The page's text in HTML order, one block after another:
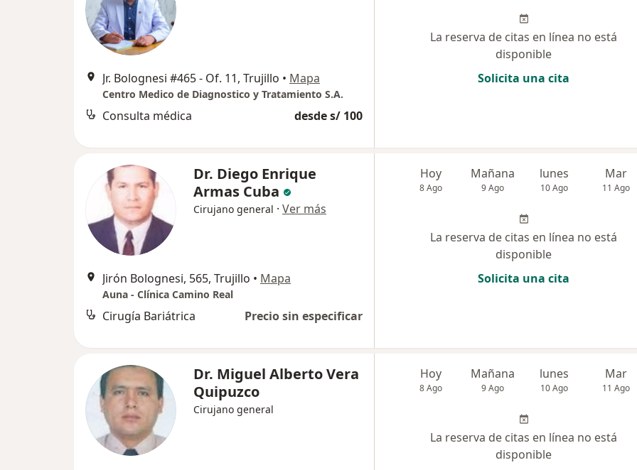
Jr. Bolognesi #465 - Of. 11, Trujillo • Mapa
Centro Medico de Diagnostico y Tratamiento S.A.
Consulta médica desde s/ 100
La reserva de citas en línea no está
disponible
Solicita una cita
Dr. Diego Enrique
Armas Cuba
Cirujano general · Ver más
Jirón Bolognesi, 565, Trujillo • Mapa
Auna - Clínica Camino Real
Cirugía Bariátrica Precio sin especificar
Hoy
8 Ago
Mañana
9 Ago
lunes
10 Ago
Mar
11 Ago
La reserva de citas en línea no está
disponible
Solicita una cita
Dr. Miguel Alberto Vera
Quipuzco
Cirujano general
Hoy
8 Ago
Mañana
9 Ago
lunes
10 Ago
Mar
11 Ago
La reserva de citas en línea no está
disponible